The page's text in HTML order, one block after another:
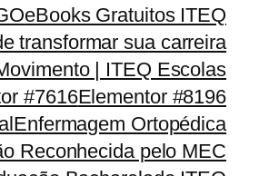
eBooks Gratuitos ITEQ
transformar sua carreira
| ITEQ Escolas
#7616Elementor #8196
Enfermagem Ortopédica
Reconhecida pelo MEC